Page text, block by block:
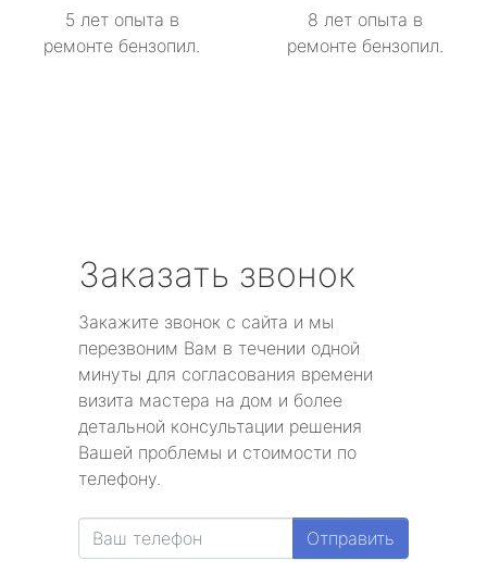
5 лет опыта в
ремонте бензопил.
8 лет опыта в
ремонте бензопил.
Заказать звонок
Закажите звонок с сайта и мы
перезвоним Вам в течении одной
минуты для согласования времени
визита мастера на дом и более
детальной консультации решения
Вашей проблемы и стоимости по
телефону.
Отправить